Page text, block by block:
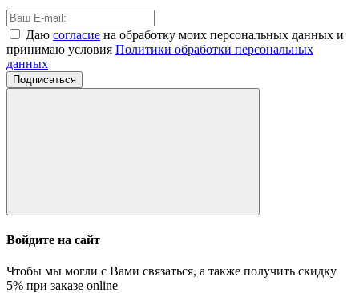
Даю согласие на обработку моих персональных данных и
принимаю условия Политики обработки персональных
данных
Подписаться
Войдите на сайт
Чтобы мы могли с Вами связаться, а также получить скидку
5% при заказе online